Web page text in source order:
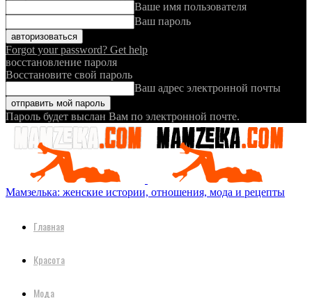
Ваше имя пользователя
Ваш пароль
Forgot your password? Get help
восстановление пароля
Восстановите свой пароль
Ваш адрес электронной почты
Пароль будет выслан Вам по электронной почте.
Мамзелька: женские истории, отношения, мода и рецепты
Главная
Красота
Мода